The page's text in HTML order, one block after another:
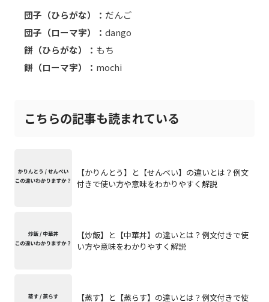
団子（ひらがな）： だんご
団子（ローマ字）： dango
餅（ひらがな）： もち
餅（ローマ字）： mochi
こちらの記事も読まれている
【かりんとう】と【せんべい】の違いとは？例文
付きで使い方や意味をわかりやすく解説
【炒飯】と【中華丼】の違いとは？例文付きで使
い方や意味をわかりやすく解説
【蒸す】と【蒸らす】の違いとは？例文付きで使